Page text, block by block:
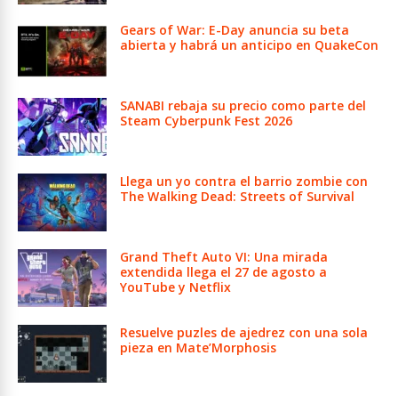
Gears of War: E-Day anuncia su beta
abierta y habrá un anticipo en QuakeCon
SANABI rebaja su precio como parte del
Steam Cyberpunk Fest 2026
Llega un yo contra el barrio zombie con
The Walking Dead: Streets of Survival
Grand Theft Auto VI: Una mirada
extendida llega el 27 de agosto a
YouTube y Netflix
Resuelve puzles de ajedrez con una sola
pieza en Mate’Morphosis